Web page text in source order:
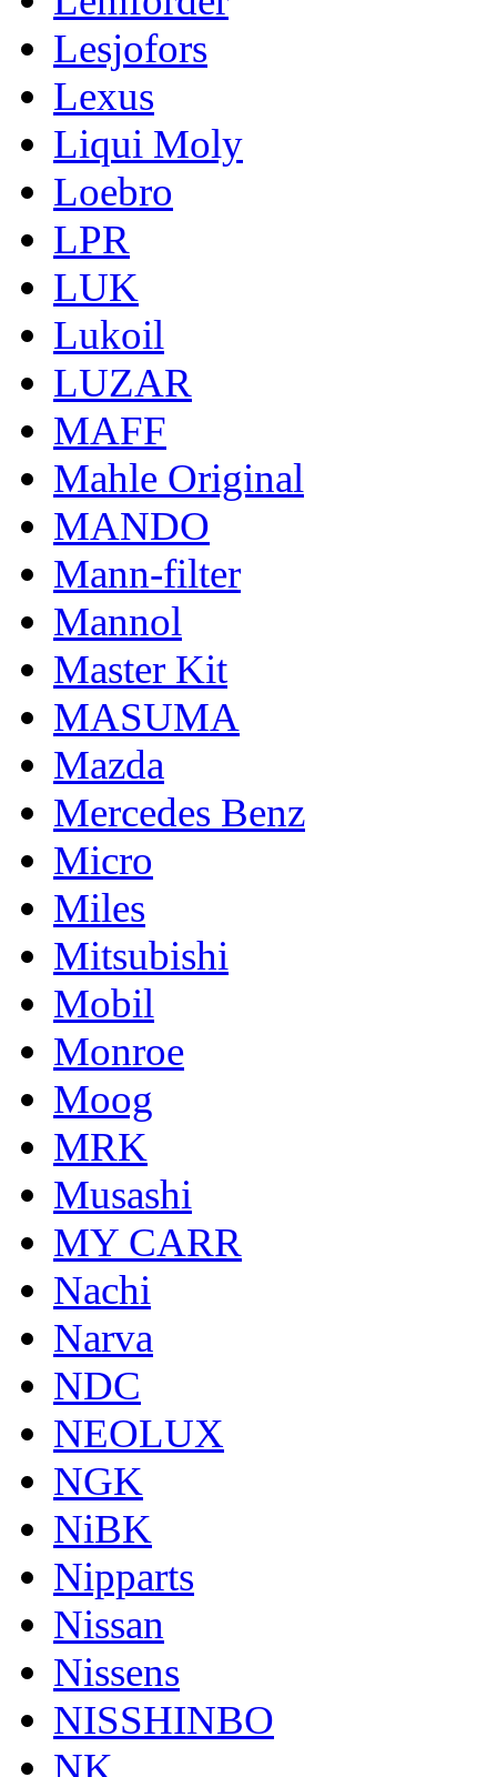
Lesjofors
Lexus
Liqui Moly
Loebro
LPR
LUK
Lukoil
LUZAR
MAFF
Mahle Original
MANDO
Mann-filter
Mannol
Master Kit
MASUMA
Mazda
Mercedes Benz
Micro
Miles
Mitsubishi
Mobil
Monroe
Moog
MRK
Musashi
MY CARR
Nachi
Narva
NDC
NEOLUX
NGK
NiBK
Nipparts
Nissan
Nissens
NISSHINBO
NK